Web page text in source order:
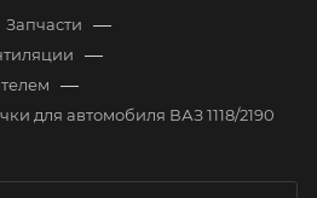
Запчасти —
—
—
для автомобиля ВАЗ 1118/2190